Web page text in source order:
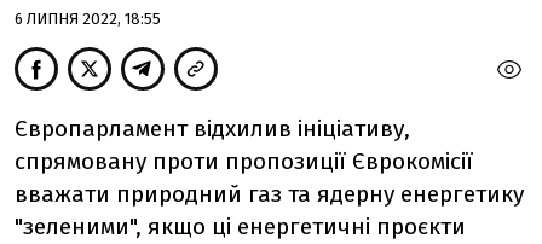
6 ЛИПНЯ 2022, 18:55
Європарламент відхилив ініціативу,
спрямовану проти пропозиції Єврокомісії
вважати природний газ та ядерну енергетику
"зеленими", якщо ці енергетичні проєкти